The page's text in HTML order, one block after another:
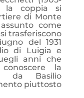
la coppia si
di Monte
come
trasferiscono
del 1931
di Luigia e
anni che
la
da Basilio
piuttosto